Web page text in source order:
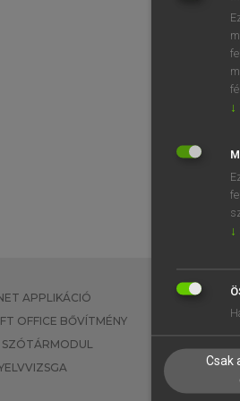
APPLIKÁCIÓ
OFFICE BŐVÍTMÉNY
SZÓTÁRMODUL
EGYÉNI
VÁLLALATI
↓
↓
Csak